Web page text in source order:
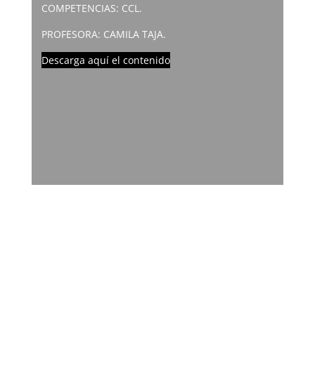
COMPETENCIAS: CCL.
PROFESORA: CAMILA TAJA.
Descarga aquí el contenido